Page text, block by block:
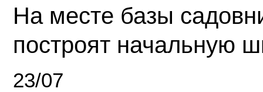
На месте базы
построят начальную
23/07